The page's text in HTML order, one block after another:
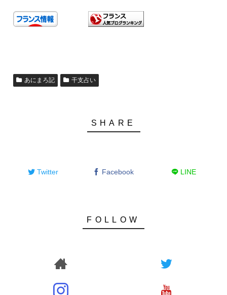
あにまろ記 干支占い
Twitter Facebook LINE